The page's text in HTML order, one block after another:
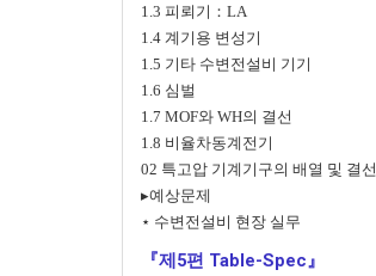
1.3 피뢰기：LA
1.4 계기용 변성기
1.5 기타 수변전설비 기기
1.6 심벌
1.7 MOF와 WH의 결선
1.8 비율차동계전기
02 특고압 기계기구의 배열 및 결선
▸예상문제
⋆ 수변전설비 현장 실무
『제5편 Table-Spec』